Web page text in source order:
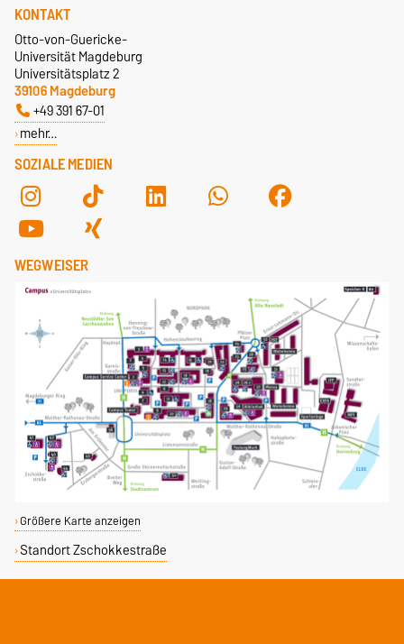
SOZIALE MEDIEN
KONTAKT
Otto-von-Guericke-
Universität Magdeburg
Universitätsplatz 2
39106 Magdeburg
+49 391 67-01
mehr…
WEGWEISER
Größere Karte anzeigen
Standort Zschokkestraße